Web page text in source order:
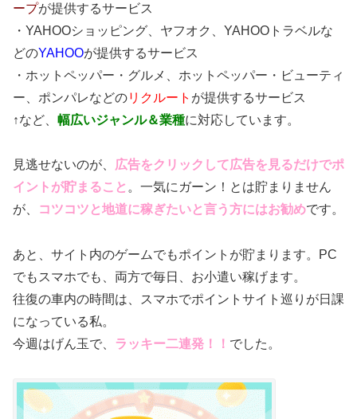
ープが提供するサービス
・YAHOOショッピング、ヤフオク、YAHOOトラベルな
どのYAHOOが提供するサービス
・ホットペッパー・グルメ、ホットペッパー・ビューティ
ー、ポンパレなどのリクルート が提供するサービス
↑など、 幅広いジャンル＆業種に対応しています。
見逃せないのが、
広告をクリックして広告を見るだけでポ
イントが貯まること 。一気にガーン！とは貯まりません
が、
コツコツと地道に稼ぎたいと言う方にはお勧めです。
あと、サイト内のゲームでもポイントが貯まります。PC
でもスマホでも、両方で毎日、お小遣い稼げます。
往復の車内の時間は、スマホでポイントサイト巡りが日課
になっている私。
今週はげん玉で、 ラッキー二連発！！ でした。